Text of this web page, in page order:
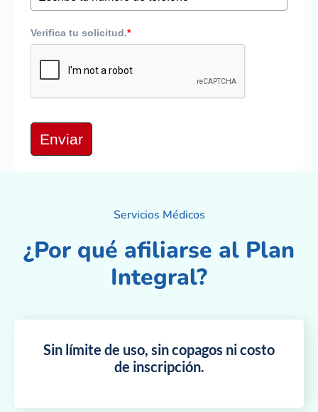
Verifica tu solicitud.*
Enviar
Servicios Médicos
¿Por qué afiliarse al Plan
Integral?
Sin límite de uso, sin copagos ni costo
de inscripción.